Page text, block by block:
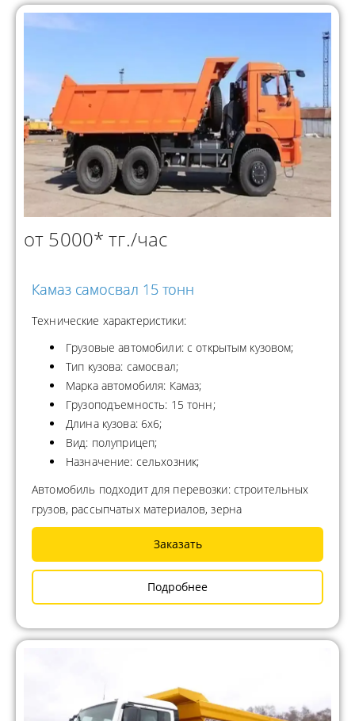
от 5000* тг./час
Камаз самосвал 15 тонн
Технические характеристики:
Грузовые автомобили: с открытым кузовом;
Тип кузова: самосвал;
Марка автомобиля: Камаз;
Грузоподъемность: 15 тонн;
Длина кузова: 6х6;
Вид: полуприцеп;
Назначение: сельхозник;
Автомобиль подходит для перевозки: строительных
грузов, рассыпчатых материалов, зерна
Заказать
Подробнее